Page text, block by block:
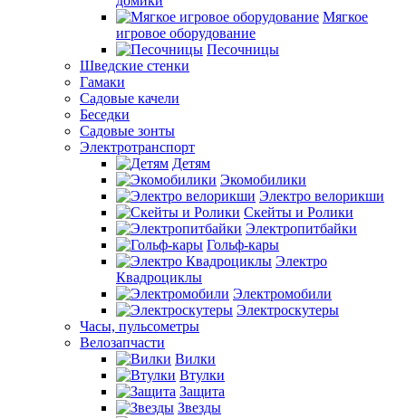
Мягкое
игровое оборудование
Песочницы
Шведские стенки
Гамаки
Садовые качели
Беседки
Садовые зонты
Электротранспорт
Детям
Экомобилики
Электро велорикши
Скейты и Ролики
Электропитбайки
Гольф-кары
Электро
Квадроциклы
Электромобили
Электроскутеры
Часы, пульсометры
Велозапчасти
Вилки
Втулки
Защита
Звезды